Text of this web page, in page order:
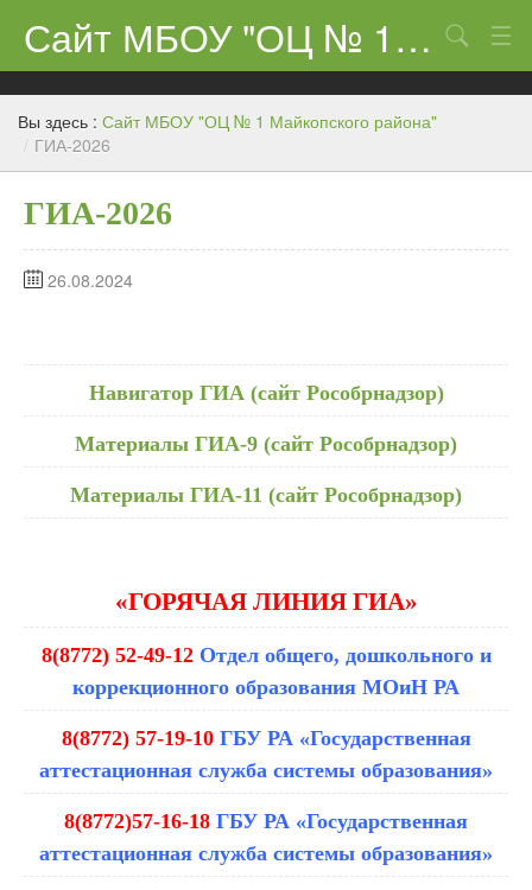
Сайт МБОУ "ОЦ № 1 Майкопского района"
Сведения об образовательном учреждении
ЕГЭ-11 и ГИА
Ученикам
Родителям
Поиск
Вы здесь : Сайт МБОУ "ОЦ № 1 Майкопского района"
/ ГИА-2026
ГИА-2026
26.08.2024
Навигатор ГИА (сайт Рособрнадзор)
Материалы ГИА-9 (сайт Рособрнадзор)
Материалы ГИА-11 (сайт Рособрнадзор)
«ГОРЯЧАЯ ЛИНИЯ ГИА»
8(8772) 52-49-12Отдел общего, дошкольного и
коррекционного образования МОиН РА
8(8772) 57-19-10ГБУ РА «Государственная
аттестационная служба системы образования»
8(8772)57-16-18 ГБУ РА «Государственная
аттестационная служба системы образования»